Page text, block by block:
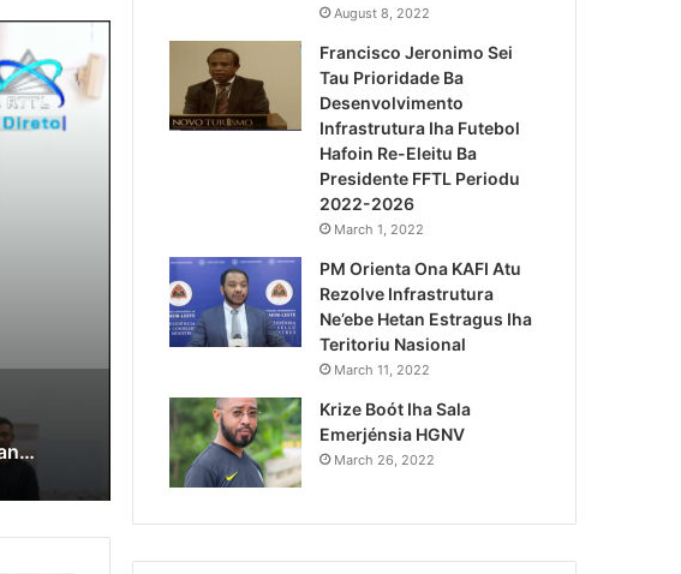
Lei Siberseguransa Ajuda
Kaptura Autór Kriminozu
Estranjeiru
Lei Siberseguransa Ajuda Autoridade Polisiál Kaptura Autór Kriminozu ho Paradeiru Iha Estranjeiru
August 8, 2022
Francisco Jeronimo Sei
Tau Prioridade Ba
Desenvolvimento
Infrastrutura Iha Futebol
Hafoin Re-Eleitu Ba
Presidente FFTL Periodu
2022-2026
March 1, 2022
PM Orienta Ona KAFI Atu
Rezolve Infrastrutura
Ne’ebe Hetan Estragus Iha
Teritoriu Nasional
March 11, 2022
Krize Boót Iha Sala
Emerjénsia HGNV
March 26, 2022